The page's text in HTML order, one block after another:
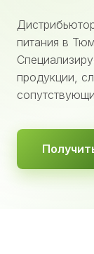
питания в
продукции,